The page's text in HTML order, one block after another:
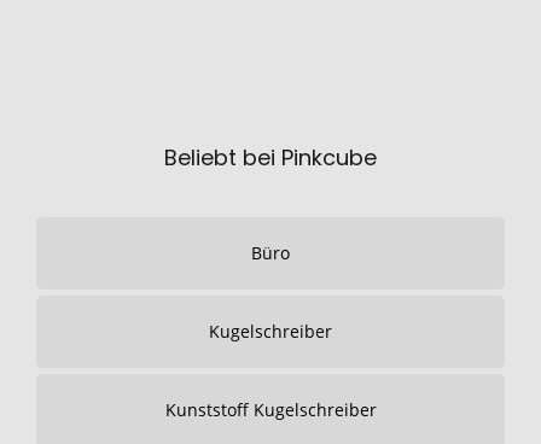
Beliebt bei Pinkcube
Büro
Kugelschreiber
Kunststoff Kugelschreiber